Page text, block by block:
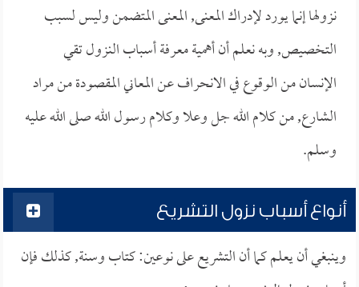
نزولها إنما يورد لإدراك المعنى, المعنى المتضمن وليس لسبب
التخصيص, وبه نعلم أن أهمية معرفة أسباب النزول تقي
الإنسان من الوقوع في الانحراف عن المعاني المقصودة من مراد
الشارع, من كلام الله جل وعلا وكلام رسول الله صلى الله عليه
وسلم.
أنواع أسباب نزول التشريع
وينبغي أن يعلم كما أن التشريع على نوعين: كتاب وسنة, كذلك فإن